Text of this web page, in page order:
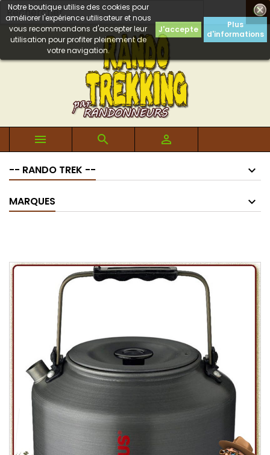

Notre boutique utilise des cookies pour
améliorer l'expérience utilisateur et nous
vous recommandons d'accepter leur
utilisation pour profiter pleinement de
votre navigation.
J'accepte
Plus
d'informations
  
-- RANDO TREK --
MARQUES